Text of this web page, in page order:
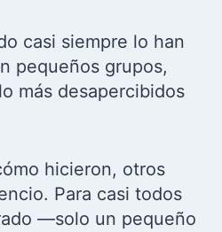
casi siempre lo han
pequeños grupos,
más desapercibidos
hicieron, otros
Para casi todos
—solo un pequeño